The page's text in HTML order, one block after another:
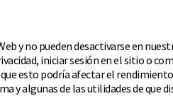
y no pueden desactivarse en
iniciar sesión en el sitio o
esto podría afectar el
y algunas de las utilidades de